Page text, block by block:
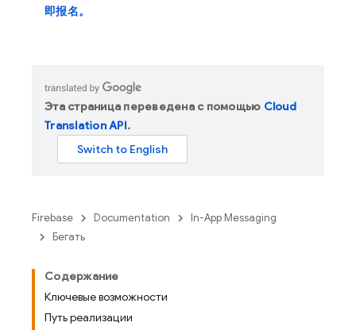
即报名。
Эта страница переведена с помощью Cloud
Translation API.
Firebase Documentation
In-App Messaging
Бегать
Содержание
Ключевые возможности
Путь реализации